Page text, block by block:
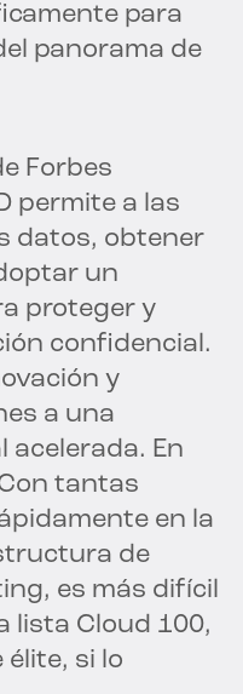
para
panorama de
Forbes
permite a las
datos, obtener
un
proteger y
confidencial.
y
a una
En
tantas
en la
de
es más difícil
lista Cloud 100,
élite, si lo